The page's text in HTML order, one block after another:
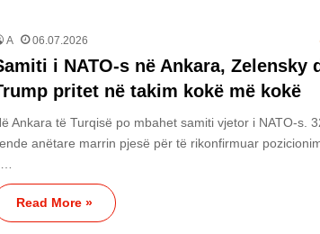
A 06.07.2026
i NATO-s në Ankara, Zelensky
pritet në takim kokë më kokë
Ankara të Turqisë po mbahet samiti vjetor i NATO-s.
anëtare marrin pjesë për të rikonfirmuar
Read More »